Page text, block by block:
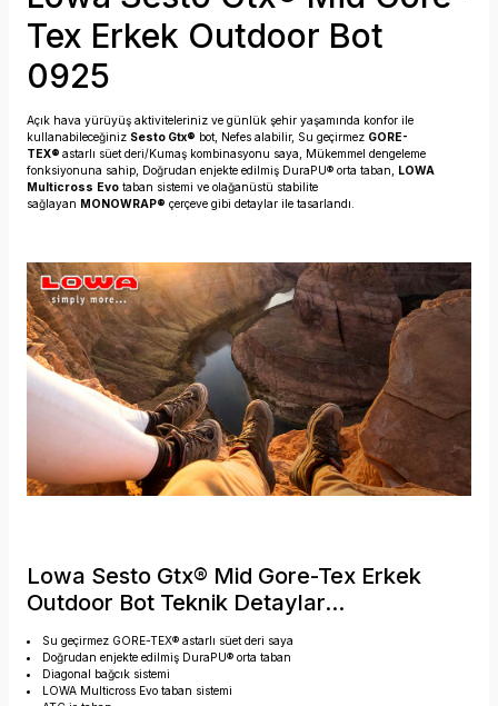
Tex Erkek Outdoor Bot
0925
Açık hava yürüyüş aktiviteleriniz ve günlük şehir yaşamında konfor ile
kullanabileceğiniz Sesto Gtx® bot, Nefes alabilir, Su geçirmez GORE-
TEX® astarlı süet deri/Kumaş kombinasyonu saya, Mükemmel dengeleme
fonksiyonuna sahip, Doğrudan enjekte edilmiş DuraPU® orta taban, LOWA
Multicross Evo taban sistemi ve olağanüstü stabilite
sağlayan MONOWRAP® çerçeve gibi detaylar ile tasarlandı.
Lowa Sesto Gtx® Mid Gore-Tex Erkek
Outdoor Bot Teknik Detaylar...
Su geçirmez GORE-TEX® astarlı süet deri saya
Doğrudan enjekte edilmiş DuraPU® orta taban
Diagonal bağcık sistemi
LOWA Multicross Evo taban sistemi